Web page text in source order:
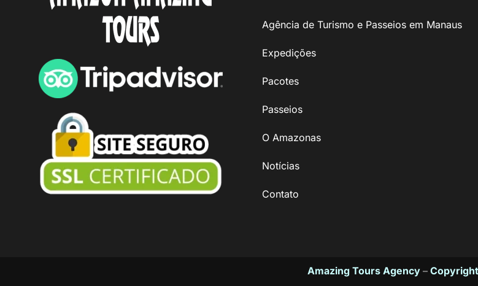
Agência de Turismo e Passeios em Manaus
Expedições
Pacotes
Passeios
O Amazonas
Notícias
Contato
Amazing Tours Agency–